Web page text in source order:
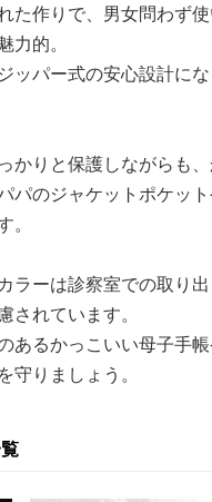
た作りで、男女問わず
力的。
ッパー式の安心設計にな
かりと保護しながらも
パのジャケットポケッ
ラーは診察室での取り
されています。
あるかっこいい母子手帳
守りましょう。